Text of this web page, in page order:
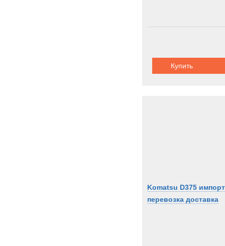
Купить
Komatsu D375 импорт
перевозка доставка